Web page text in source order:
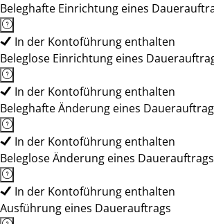
Beleghafte Einrichtung eines
In der Kontoführung enthalten
Beleglose Einrichtung eines
In der Kontoführung enthalten
Beleghafte Änderung eines
In der Kontoführung enthalten
Beleglose Änderung eines Dauerauftrags
In der Kontoführung enthalten
Ausführung eines Dauerauftrags